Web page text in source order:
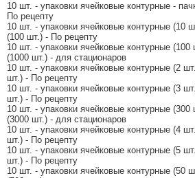
10 шт. - упаковки ячейковые контурные -
По рецепту
10 шт. - упаковки ячейковые контурные (10
(100 шт.) - По рецепту
10 шт. - упаковки ячейковые контурные (100
(1000 шт.) - для стационаров
10 шт. - упаковки ячейковые контурные (2
шт.) - По рецепту
10 шт. - упаковки ячейковые контурные (3
шт.) - По рецепту
10 шт. - упаковки ячейковые контурные (300
(3000 шт.) - для стационаров
10 шт. - упаковки ячейковые контурные (4
шт.) - По рецепту
10 шт. - упаковки ячейковые контурные (5
шт.) - По рецепту
10 шт. - упаковки ячейковые контурные (50